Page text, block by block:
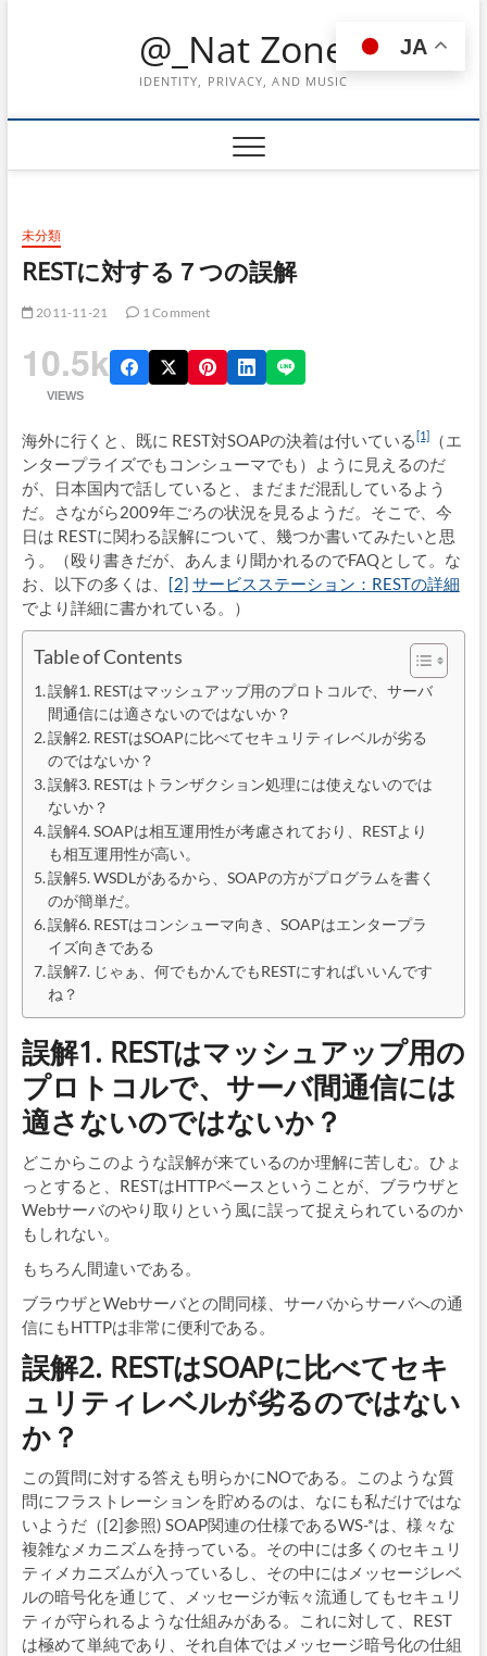
@_Nat Zone
IDENTITY, PRIVACY, AND MUSIC
未分類
RESTに対する７つの誤解
2011-11-21 1 Comment
10.5k
VIEWS
海外に行くと、既に REST対SOAPの決着は付いている [1]（エ
ンタープライズでもコンシューマでも）ように見えるのだ
が、日本国内で話していると、まだまだ混乱しているよう
だ。さながら2009年ごろの状況を見るようだ。そこで、今
日は RESTに関わる誤解について、幾つか書いてみたいと思
う。（殴り書きだが、あんまり聞かれるのでFAQとして。な
お、以下の多くは、 [2] サービスステーション：RESTの詳細
でより詳細に書かれている。）
Table of Contents
誤解1. RESTはマッシュアップ用のプロトコルで、サーバ
間通信には適さないのではないか？
誤解2. RESTはSOAPに比べてセキュリティレベルが劣る
のではないか？
誤解3. RESTはトランザクション処理には使えないのでは
ないか？
誤解4. SOAPは相互運用性が考慮されており、RESTより
も相互運用性が高い。
誤解5. WSDLがあるから、SOAPの方がプログラムを書く
のが簡単だ。
誤解6. RESTはコンシューマ向き、SOAPはエンタープラ
イズ向きである
誤解7. じゃぁ、何でもかんでもRESTにすればいいんです
ね？
誤解1. RESTはマッシュアップ用の
プロトコルで、サーバ間通信には
適さないのではないか？
どこからこのような誤解が来ているのか理解に苦しむ。ひょ
っとすると、RESTはHTTPベースということが、ブラウザと
Webサーバのやり取りという風に誤って捉えられているのか
もしれない。
もちろん間違いである。
ブラウザとWebサーバとの間同様、サーバからサーバへの通
信にもHTTPは非常に便利である。
誤解2. RESTはSOAPに比べてセキ
ュリティレベルが劣るのではない
か？
この質問に対する答えも明らかにNOである。このような質
問にフラストレーションを貯めるのは、なにも私だけではな
いようだ（[2]参照) SOAP関連の仕様であるWS-*は、様々な
複雑なメカニズムを持っている。その中には多くのセキュリ
ティメカニズムが入っているし、その中にはメッセージレベ
ルの暗号化を通じて、メッセージが転々流通してもセキュリ
ティが守られるような仕組みがある。これに対して、REST
は極めて単純であり、それ自体ではメッセージ暗号化の仕組
JA